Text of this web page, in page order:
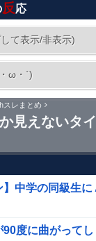
は？」と根掘り葉
店員が最低限の
レジに通ったせ
？
神経良い人と
全新規の姉妹グル
子アナさん、日
ウェディングド
外で話題に
現れたヤリマン
反応
て表示/非表示)
ω・`)
スレまとめ
見えないタ
】中学の同級生
90度に曲がって